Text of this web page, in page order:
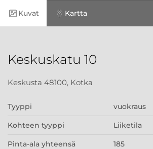
Kuvat Kartta
Keskuskatu 10
Keskusta 48100, Kotka
Tyyppi vuokraus
Kohteen tyyppi Liiketila
Pinta-ala yhteensä 185